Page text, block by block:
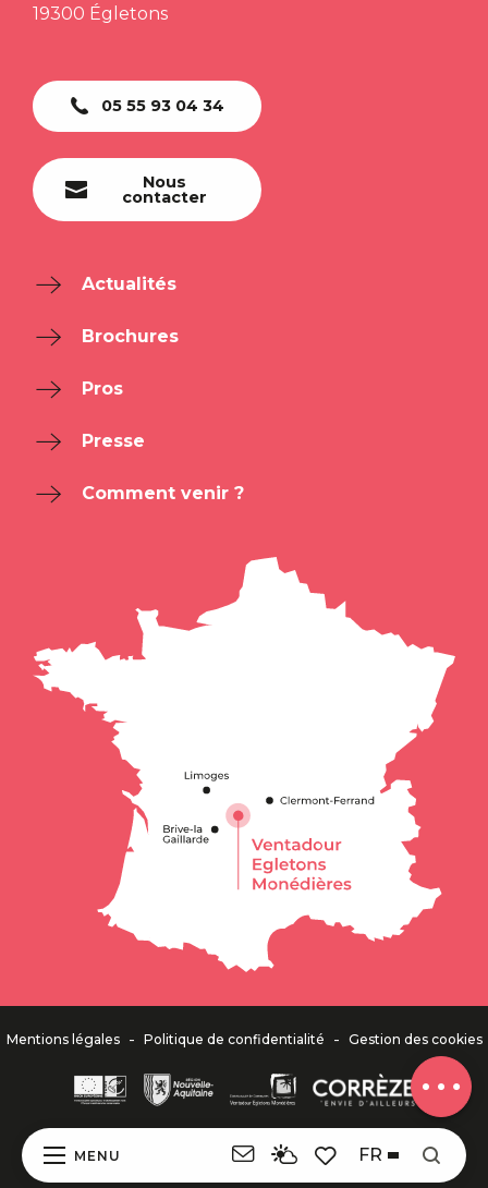
MENU
Voir les favoris
FR
Ouvertures
Avis
19300 Égletons
05 55 93 04 34
Nous
contacter
Actualités
Brochures
Pros
Presse
Comment venir ?
Mentions légales - Politique de confidentialité - Gestion des cookies